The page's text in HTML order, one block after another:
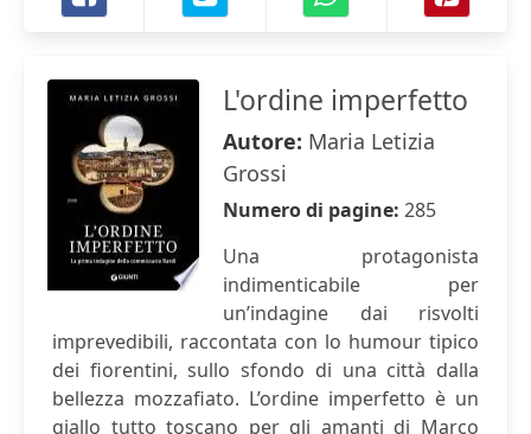
L'ordine imperfetto
Autore: Maria Letizia
Grossi
Numero di pagine: 285
Una protagonista
indimenticabile per
un’indagine dai risvolti
imprevedibili, raccontata con lo humour tipico
dei fiorentini, sullo sfondo di una città dalla
bellezza mozzafiato. L’ordine imperfetto è un
giallo tutto toscano per gli amanti di Marco